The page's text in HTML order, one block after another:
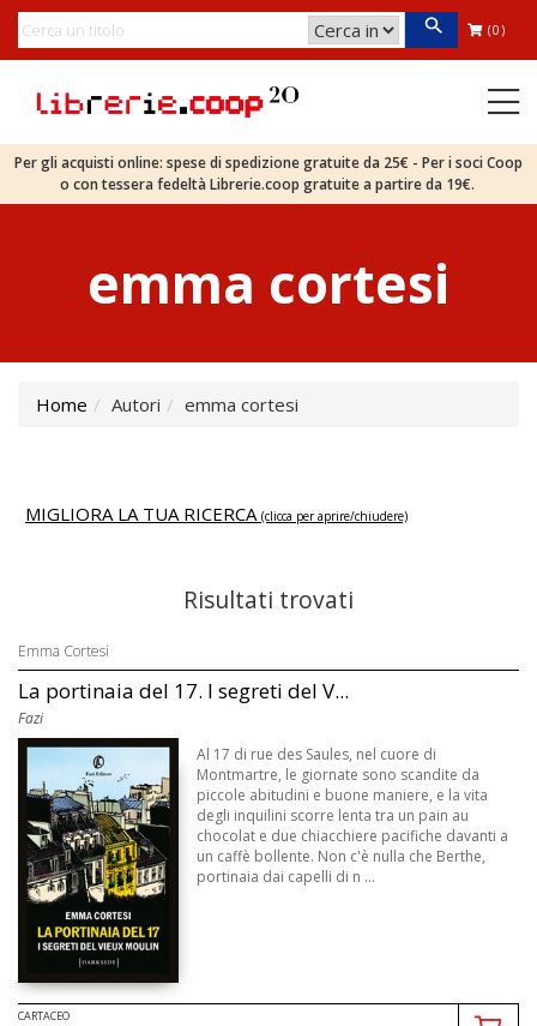
(0)
Per gli acquisti online: spese di spedizione gratuite da 25€ - Per i soci Coop
o con tessera fedeltà Librerie.coop gratuite a partire da 19€.
emma cortesi
Home Autori emma cortesi
MIGLIORA LA TUA RICERCA (clicca per aprire/chiudere)
Risultati trovati
Emma Cortesi
La portinaia del 17. I segreti del V...
Fazi
Al 17 di rue des Saules, nel cuore di
Montmartre, le giornate sono scandite da
piccole abitudini e buone maniere, e la vita
degli inquilini scorre lenta tra un pain au
chocolat e due chiacchiere pacifiche davanti a
un caffè bollente. Non c'è nulla che Berthe,
portinaia dai capelli di n ...
CARTACEO